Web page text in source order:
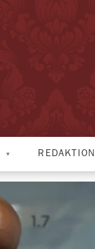
REDAKTION